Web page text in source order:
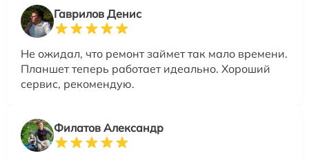
Гаврилов Денис
Не ожидал, что ремонт займет так мало времени.
Планшет теперь работает идеально. Хороший
сервис, рекомендую.
Филатов Александр